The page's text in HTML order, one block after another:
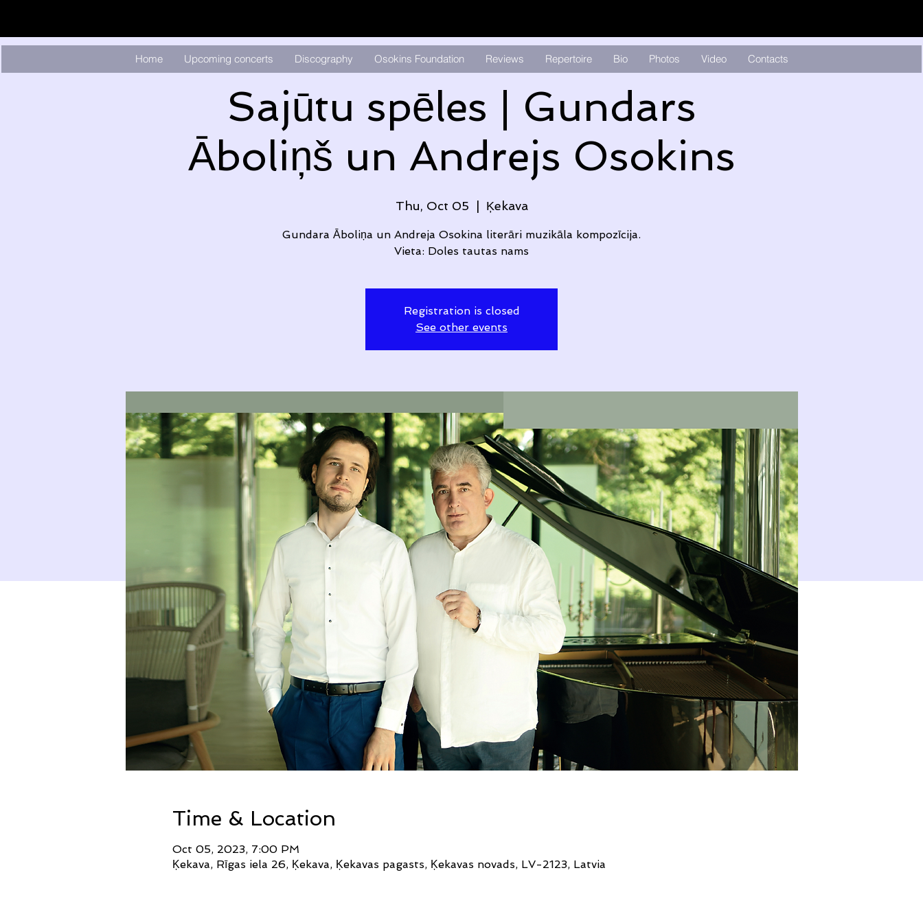
Sajūtu spēles | Gundars
Āboliņš un Andrejs Osokins
Thu, Oct 05 Ķekava
Gundara Āboliņa un Andreja Osokina literāri muzikāla kompozīcija.
Vieta: Doles tautas nams
Registration is closed
See other events
Time & Location
Oct 05, 2023, 7:00 PM
Ķekava, Rīgas iela 26, Ķekava, Ķekavas pagasts, Ķekavas novads, LV-2123, Latvia
Home Upcoming concerts Discography Osokins Foundation Reviews Repertoire Bio Photos Video Contacts